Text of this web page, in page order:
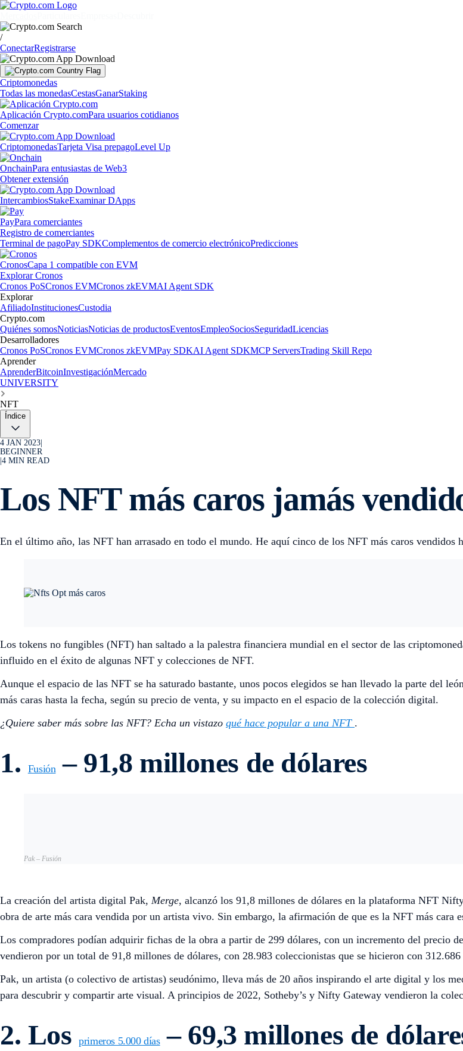
/
ConectarRegistrarse
Criptomonedas
Todas las monedasCestasGanarStaking
Aplicación Crypto.comPara usuarios cotidianos
Comenzar
CriptomonedasTarjeta Visa prepagoLevel Up
OnchainPara entusiastas de Web3
Obtener extensión
IntercambiosStakeExaminar DApps
PayPara comerciantes
Registro de comerciantes
Terminal de pagoPay SDKComplementos de comercio electrónicoPredicciones
CronosCapa 1 compatible con EVM
Explorar Cronos
Cronos PoSCronos EVMCronos zkEVMAI Agent SDK
Explorar
AfiliadoInstitucionesCustodia
Crypto.com
Quiénes somosNoticiasNoticias de productosEventosEmpleoSociosSeguridadLicencias
Desarrolladores
Cronos PoSCronos EVMCronos zkEVMPay SDKAI Agent SDKMCP ServersTrading Skill Repo
Aprender
AprenderBitcoinInvestigaciónMercado
UNIVERSITY
NFT
Índice
4 JAN 2023
BEGINNER
4 MIN READ
Los NFT más caros jamás
En el último año, las NFT han arrasado en todo el mundo. He aquí cinco de los NFT más caros vendidos
Los tokens no fungibles (NFT) han saltado a la palestra financiera mundial en el sector de las
influido en el éxito de algunas NFT y colecciones de NFT.
Aunque el espacio de las NFT se ha saturado bastante, unos pocos elegidos se han llevado la parte del
más caras hasta la fecha, según su precio de venta, y su impacto en el espacio de la colección digital.
¿Quiere saber más sobre las NFT? Echa un vistazo qué hace popular a una NFT .
1. Fusión – 91,8 millones de dólares
Pak – Fusión
La creación del artista digital Pak, Merge, alcanzó los 91,8 millones de dólares en la plataforma NFT
obra de arte más cara vendida por un artista vivo. Sin embargo, la afirmación de que es la NFT más cara
Los compradores podían adquirir fichas de la obra a partir de 299 dólares, con un incremento del precio
vendieron por un total de 91,8 millones de dólares, con 28.983 coleccionistas que se hicieron con
Pak, un artista (o colectivo de artistas) seudónimo, lleva más de 20 años inspirando el arte digital y los
para descubrir y compartir arte visual. A principios de 2022, Sotheby’s y Nifty Gateway vendieron la
2. Losprimeros 5.000 días– 69,3 millones de